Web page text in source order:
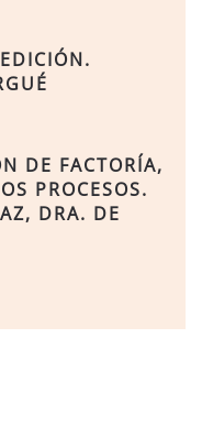
DE FACTORÍA,
PROCESOS.
DRA. DE